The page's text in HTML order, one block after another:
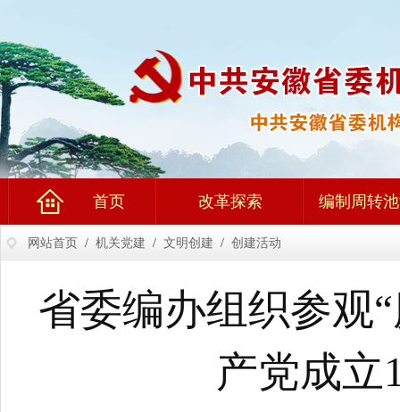
首页 改革探索 编制周转
网站首页 / 机关党建 / 文明创建 / 创建活动
省委编办组织参
产党成立